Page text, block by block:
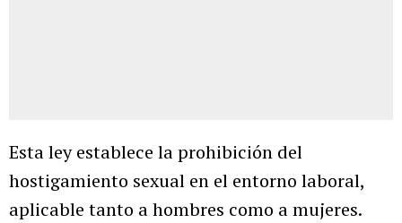
Esta ley establece la prohibición del
hostigamiento sexual en el entorno laboral,
aplicable tanto a hombres como a mujeres.